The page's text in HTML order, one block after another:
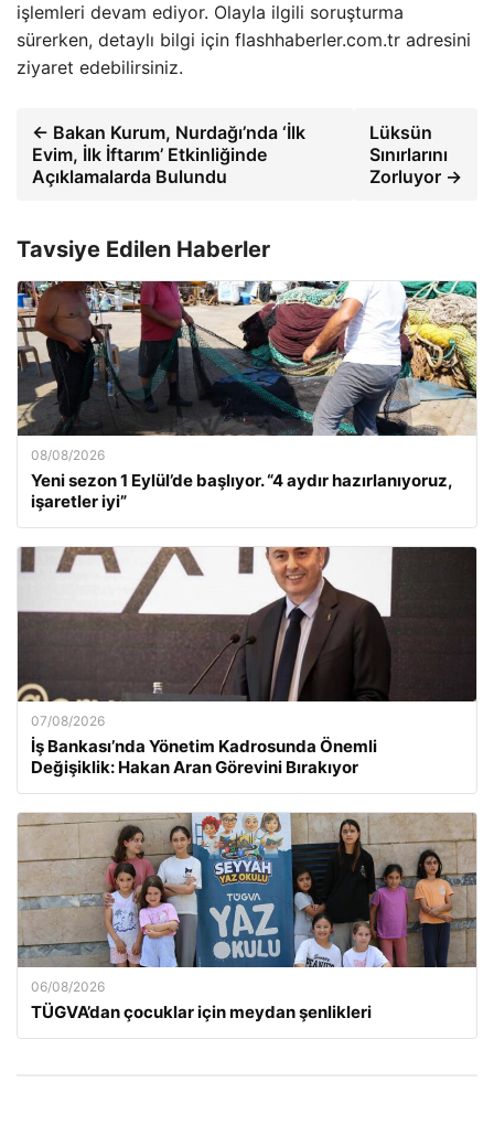
işlemleri devam ediyor. Olayla ilgili soruşturma
sürerken, detaylı bilgi için flashhaberler.com.tr adresini
ziyaret edebilirsiniz.
← Bakan Kurum, Nurdağı’nda ‘İlk
Evim, İlk İftarım’ Etkinliğinde
Açıklamalarda Bulundu
Lüksün
Sınırlarını
Zorluyor →
Tavsiye Edilen Haberler
08/08/2026
Yeni sezon 1 Eylül’de başlıyor. “4 aydır hazırlanıyoruz,
işaretler iyi”
07/08/2026
İş Bankası’nda Yönetim Kadrosunda Önemli
Değişiklik: Hakan Aran Görevini Bırakıyor
06/08/2026
TÜGVA’dan çocuklar için meydan şenlikleri